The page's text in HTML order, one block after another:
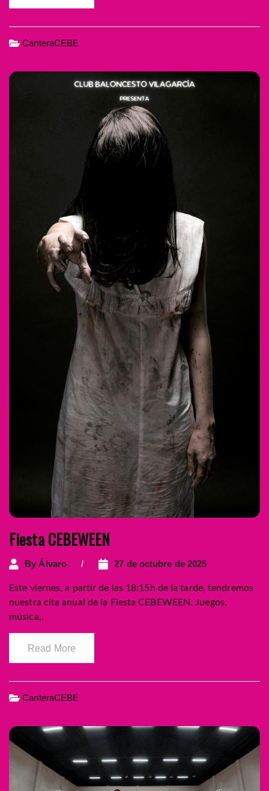
CanteraCEBE
Fiesta CEBEWEEN
By Álvaro 27 de octubre de 2025
Este viernes, a partir de las 18:15h de la tarde, tendremos
nuestra cita anual de la Fiesta CEBEWEEN. Juegos,
música,.
Read More
CanteraCEBE